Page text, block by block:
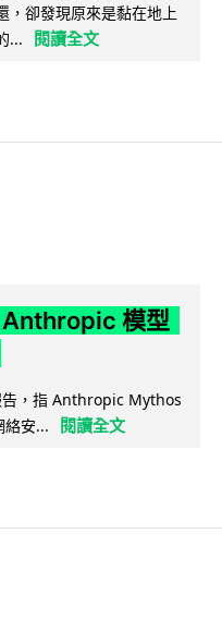
，卻發現原來是黏在地上
...
閱讀全文
Anthropic 模型
告，指 Anthropic Mythos
絡安...
閱讀全文